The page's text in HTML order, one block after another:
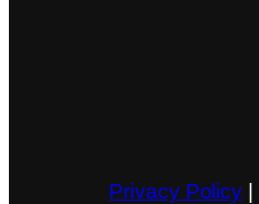
Privacy Policy |